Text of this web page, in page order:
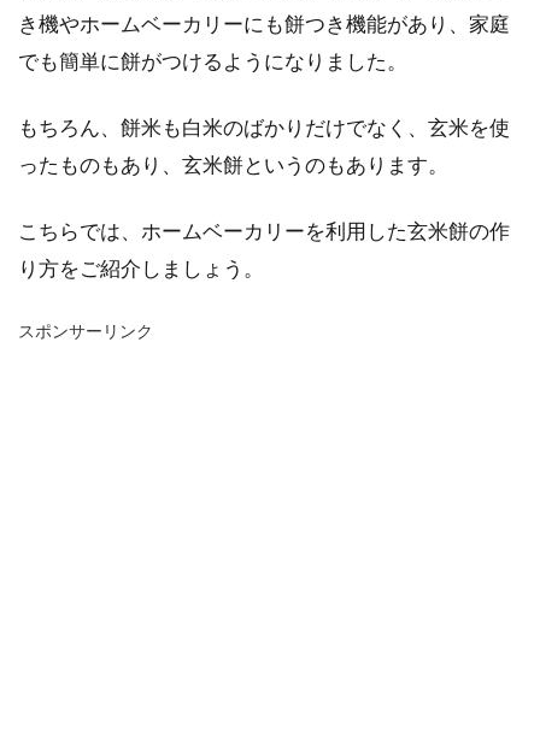
き機やホームベーカリーにも餅つき機能があり、家庭
でも簡単に餅がつけるようになりました。
もちろん、餅米も白米のばかりだけでなく、玄米を使
ったものもあり、玄米餅というのもあります。
こちらでは、ホームベーカリーを利用した玄米餅の作
り方をご紹介しましょう。
スポンサーリンク